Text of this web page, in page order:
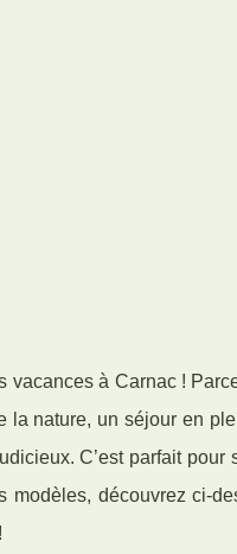
vacances à Carnac !
nature, un séjour en
C’est parfait
découvrez ci-